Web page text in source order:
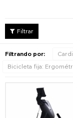
Filtrando por:
Bicicleta fija: